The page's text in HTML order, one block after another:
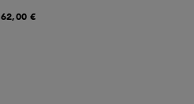
62,00 €